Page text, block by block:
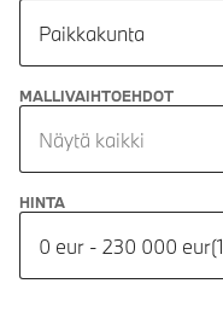
Paikkakunta
MALLIVAIHTOEHDOT
Näytä kaikki
HINTA
0 eur - 230 000 eur(1